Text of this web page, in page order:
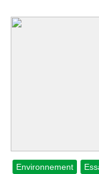
Environnement